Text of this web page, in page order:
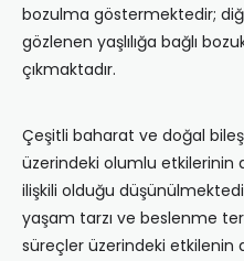
bozulma göstermektedir;
gözlenen yaşlılığa bağlı
çıkmaktadır.
Çeşitli baharat ve doğal
üzerindeki olumlu
ilişkili olduğu
yaşam tarzı ve beslenme
süreçler üzerindeki etkilenin